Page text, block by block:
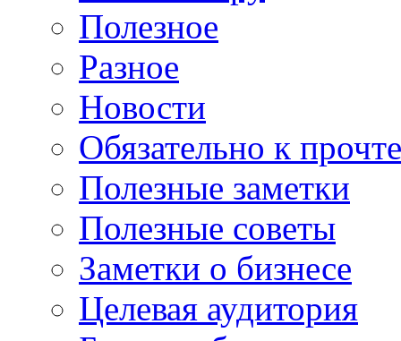
Полезное
Разное
Новости
Обязательно к
Полезные заметки
Полезные советы
Заметки о бизнесе
Целевая аудитория